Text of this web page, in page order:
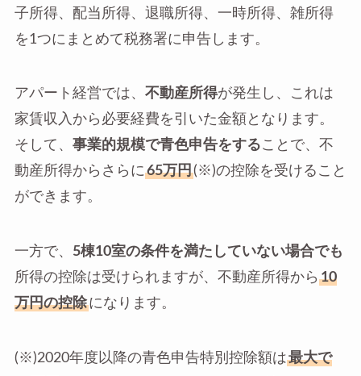
子所得、配当所得、退職所得、一時所得、雑所得
を1つにまとめて税務署に申告します。
アパート経営では、 不動産所得が発生し、これは
家賃収入から必要経費を引いた金額となります。
そして、 事業的規模で青色申告をすることで、不
動産所得からさらに65万円(※)の控除を受けること
ができます。
一方で、 5棟10室の条件を満たしていない場合でも
所得の控除は受けられますが、不動産所得から 10
万円の控除になります。
(※)2020年度以降の青色申告特別控除額は最大で